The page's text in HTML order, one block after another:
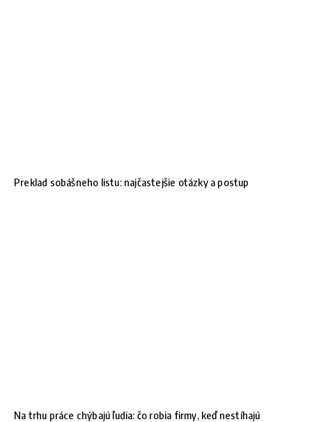
Preklad sobášneho listu: najčastejšie otázky a postup
Na trhu práce chýbajú ľudia: čo robia firmy, keď nestíhajú